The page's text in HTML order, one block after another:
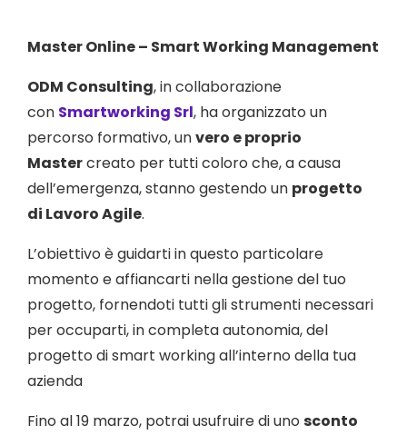
Master Online – Smart Working Management
ODM Consulting, in collaborazione
con Smartworking Srl, ha organizzato un
percorso formativo, unvero e proprio
Mastercreato per tutti coloro che, a causa
dell’emergenza, stanno gestendo un progetto
di Lavoro Agile.
L’obiettivo è guidarti in questo particolare
momento e affiancarti nella gestione del tuo
progetto, fornendoti tutti gli strumenti necessari
per occuparti, in completa autonomia, del
progetto di smart working all’interno della tua
azienda
Fino al 19 marzo, potrai usufruire di uno sconto